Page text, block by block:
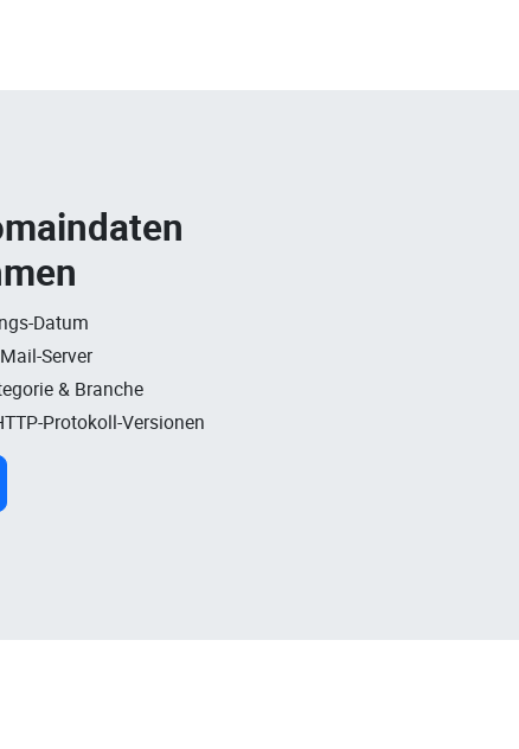
Datum
Server
& Branche
Protokoll-Versionen